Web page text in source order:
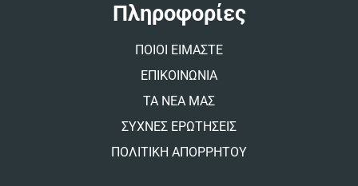
Πληροφορίες
ΠΟΙΟΙ ΕΙΜΑΣΤΕ
ΕΠΙΚΟΙΝΩΝΙΑ
ΤΑ ΝΕΑ ΜΑΣ
ΣΥΧΝΕΣ ΕΡΩΤΗΣΕΙΣ
ΠΟΛΙΤΙΚΗ ΑΠΟΡΡΗΤΟΥ